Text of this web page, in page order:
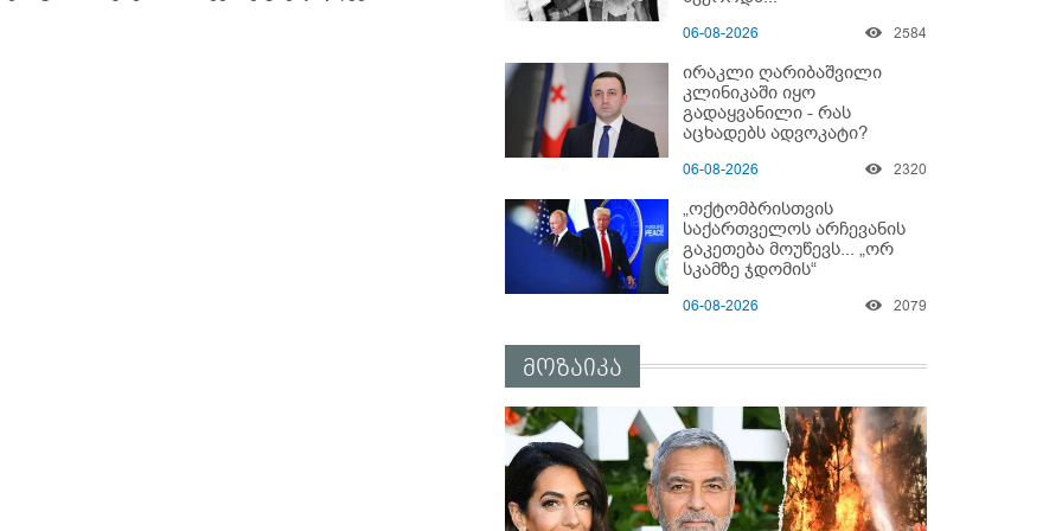
06-08-2026 2584
ირაკლი ღარიბაშვილი
კლინიკაში იყო
გადაყვანილი - რას
აცხადებს ადვოკატი?
06-08-2026 2320
„ოქტომბრისთვის
საქართველოს არჩევანის
გაკეთება მოუწევს... „ორ
სკამზე ჯდომის“
დასრულდეს“ - მირიან
06-08-2026 2079
მოზაიკა